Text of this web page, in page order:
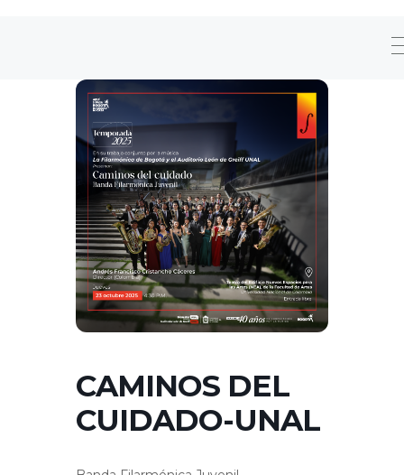
CAMINOS DEL
CUIDADO-UNAL